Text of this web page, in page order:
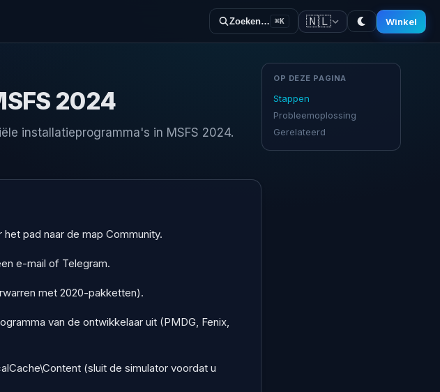
Zoeken… ⌘K 🇳🇱 Winkel
2024
installatieprogramma's in MSFS 2024.
pad naar de map Community.
e-mail of Telegram.
met 2020-pakketten).
van de ontwikkelaar uit (PMDG, Fenix,
(sluit de simulator voordat u
OP DEZE PAGINA
Stappen
Probleemoplossing
Gerelateerd